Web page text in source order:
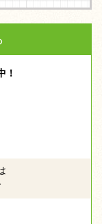
！